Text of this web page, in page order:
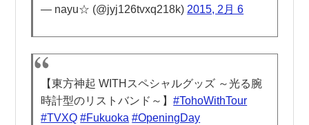
— nayu☆ (@jyj126tvxq218k) 2015, 2月 6
【東方神起 WITHスペシャルグッズ ～光る腕
時計型のリストバンド～】#TohoWithTour
#TVXQ #Fukuoka #OpeningDay